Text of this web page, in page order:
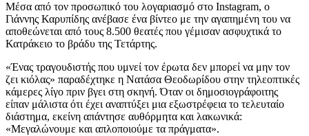
Μέσα από τον προσωπικό του λογαριασμό στο Instagram, ο
Γιάννης Καρυπίδης ανέβασε ένα βίντεο με την αγαπημένη του να
αποθεώνεται από τους 8.500 θεατές που γέμισαν ασφυχτικά το
Κατράκειο το βράδυ της Τετάρτης.
«Ένας τραγουδιστής που υμνεί τον έρωτα δεν μπορεί να μην τον
ζει κιόλας» παραδέχτηκε η Νατάσα Θεοδωρίδου στην τηλεοπτικές
κάμερες λίγο πριν βγει στη σκηνή. Όταν οι δημοσιογράφοιτης
είπαν μάλιστα ότι έχει αναπτύξει μια εξωστρέφεια το τελευταίο
διάστημα, εκείνη απάντησε αυθόρμητα και λακωνικά:
«Μεγαλώνουμε και απλοποιούμε τα πράγματα».